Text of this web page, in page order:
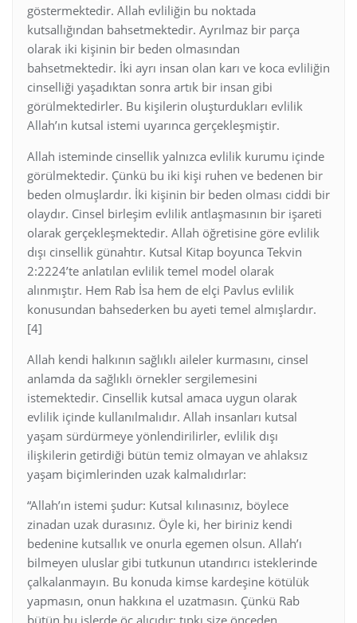
göstermektedir. Allah evliliğin bu noktada
kutsallığından bahsetmektedir. Ayrılmaz bir parça
olarak iki kişinin bir beden olmasından
bahsetmektedir. İki ayrı insan olan karı ve koca evliliğin
cinselliği yaşadıktan sonra artık bir insan gibi
görülmektedirler. Bu kişilerin oluşturdukları evlilik
Allah’ın kutsal istemi uyarınca gerçekleşmiştir.
Allah isteminde cinsellik yalnızca evlilik kurumu içinde
görülmektedir. Çünkü bu iki kişi ruhen ve bedenen bir
beden olmuşlardır. İki kişinin bir beden olması ciddi bir
olaydır. Cinsel birleşim evlilik antlaşmasının bir işareti
olarak gerçekleşmektedir. Allah öğretisine göre evlilik
dışı cinsellik günahtır. Kutsal Kitap boyunca Tekvin
2:2224’te anlatılan evlilik temel model olarak
alınmıştır. Hem Rab İsa hem de elçi Pavlus evlilik
konusundan bahsederken bu ayeti temel almışlardır.
[4]
Allah kendi halkının sağlıklı aileler kurmasını, cinsel
anlamda da sağlıklı örnekler sergilemesini
istemektedir. Cinsellik kutsal amaca uygun olarak
evlilik içinde kullanılmalıdır. Allah insanları kutsal
yaşam sürdürmeye yönlendirilirler, evlilik dışı
ilişkilerin getirdiği bütün temiz olmayan ve ahlaksız
yaşam biçimlerinden uzak kalmalıdırlar:
“Allah’ın istemi şudur: Kutsal kılınasınız, böylece
zinadan uzak durasınız. Öyle ki, her biriniz kendi
bedenine kutsallık ve onurla egemen olsun. Allah’ı
bilmeyen uluslar gibi tutkunun utandırıcı isteklerinde
çalkalanmayın. Bu konuda kimse kardeşine kötülük
yapmasın, onun hakkına el uzatmasın. Çünkü Rab
bütün bu işlerde öç alıcıdır; tıpkı size önceden